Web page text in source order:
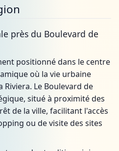
près du Boulevard de
positionné dans le centre
où la vie urbaine
Le Boulevard de
situé à proximité des
de la ville, facilitant l'accès
ou de visite des sites